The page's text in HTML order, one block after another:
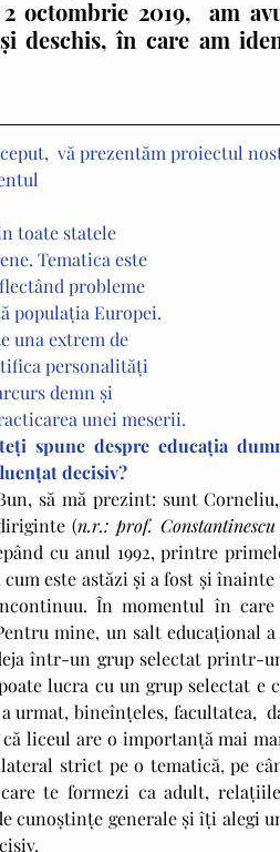
deschis, în care am
vă prezentăm proiectul
toate statele
Tematica este
probleme
populaţia Europei.
una extrem de
personalităţi
demn şi
unei meserii.
spune despre educaţia
decisiv?
să mă prezint: sunt
(n.r.: prof.
cu anul 1992, printre
cum este astăzi şi a fost şi
În momentul în
mine, un salt educaţional
într-un grup selectat printr-
lucra cu un grup selectat
urmat, bineînţeles, facultatea,
liceul are o importanţă mai
strict pe o tematică, pe
te formezi ca adult,
cunoştinţe generale şi îţi alegi